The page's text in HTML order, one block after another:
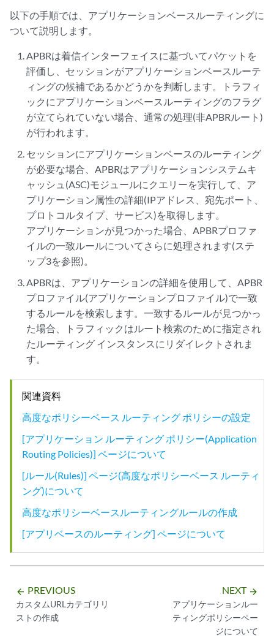
以下の手順では、アプリケーションベースルーティングに
ついて説明します。
APBRは着信インターフェイスに基づいてパケットを
評価し、セッションがアプリケーションベースルーテ
ィングの候補であるかどうかを判断します。トラフィ
ックにアプリケーションベースルーティングのフラグ
が立てられていない場合、通常の処理(非APBRルート)
が行われます。
セッションにアプリケーションベースのルーティング
が必要な場合、APBRはアプリケーションシステムキ
ャッシュ(ASC)モジュールにクエリーを実行して、ア
プリケーション属性の詳細(IPアドレス、宛先ポート、
プロトコルタイプ、サービス)を取得します。
アプリケーションが見つかった場合、APBRプロファ
イルの一致ルールについてさらに処理されます(ステ
ップ3を参照)。
APBRは、アプリケーションの詳細を使用して、APBR
プロファイル(アプリケーションプロファイル)で一致
するルールを検索します。一致するルールが見つかっ
た場合、トラフィックはルート検索のために指定され
たルーティング インスタンスにリダイレクトされま
す。
関連資料
高度なポリシーベース ルーティング ポリシーの設定
[アプリケーション ルーティング ポリシー(Application
Routing Policies)] ページについて
[ルール(Rules)] ページ(高度なポリシーベース ルーティ
ング)について
高度なポリシーベースルーティングルールの作成
[アプリベースのルーティング] ページについて
arrow_backward PREVIOUS
カスタムURLカテゴリリ
ストの作成
NEXT arrow_forward
アプリケーションルー
ティングポリシーペー
ジについて